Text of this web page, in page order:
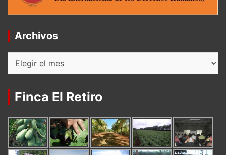
Archivos
Finca El Retiro